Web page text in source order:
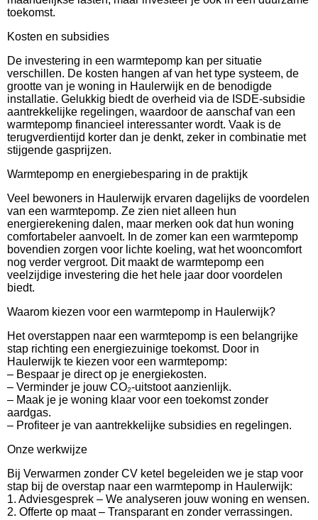
toekomst.
Kosten en subsidies
De investering in een warmtepomp kan per situatie
verschillen. De kosten hangen af van het type systeem, de
grootte van je woning in Haulerwijk en de benodigde
installatie. Gelukkig biedt de overheid via de ISDE-subsidie
aantrekkelijke regelingen, waardoor de aanschaf van een
warmtepomp financieel interessanter wordt. Vaak is de
terugverdientijd korter dan je denkt, zeker in combinatie met
stijgende gasprijzen.
Warmtepomp en energiebesparing in de praktijk
Veel bewoners in Haulerwijk ervaren dagelijks de voordelen
van een warmtepomp. Ze zien niet alleen hun
energierekening dalen, maar merken ook dat hun woning
comfortabeler aanvoelt. In de zomer kan een warmtepomp
bovendien zorgen voor lichte koeling, wat het wooncomfort
nog verder vergroot. Dit maakt de warmtepomp een
veelzijdige investering die het hele jaar door voordelen
biedt.
Waarom kiezen voor een warmtepomp in Haulerwijk?
Het overstappen naar een warmtepomp is een belangrijke
stap richting een energiezuinige toekomst. Door in
Haulerwijk te kiezen voor een warmtepomp:
– Bespaar je direct op je energiekosten.
– Verminder je jouw CO₂-uitstoot aanzienlijk.
– Maak je je woning klaar voor een toekomst zonder
aardgas.
– Profiteer je van aantrekkelijke subsidies en regelingen.
Onze werkwijze
Bij Verwarmen zonder CV ketel begeleiden we je stap voor
stap bij de overstap naar een warmtepomp in Haulerwijk:
1. Adviesgesprek – We analyseren jouw woning en wensen.
2. Offerte op maat – Transparant en zonder verrassingen.